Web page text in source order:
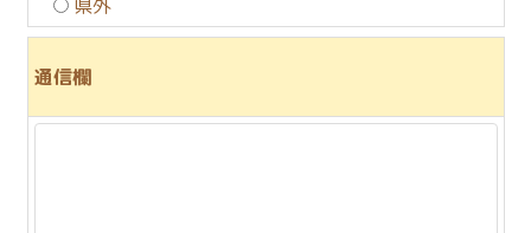
県外
通信欄